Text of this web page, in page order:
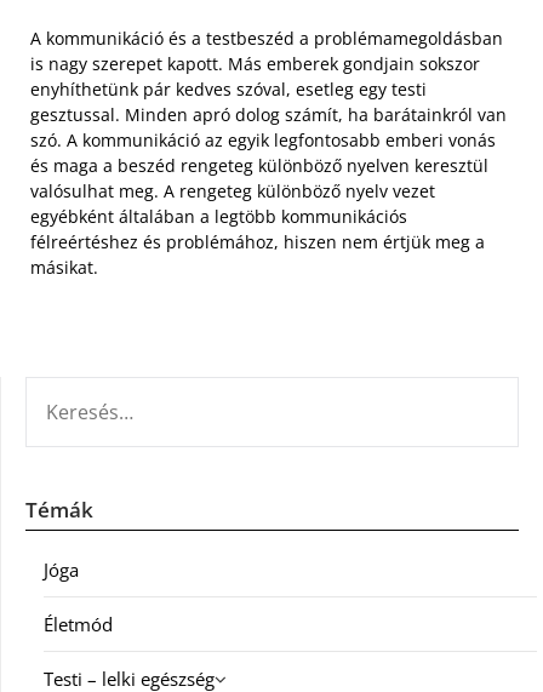
A kommunikáció és a testbeszéd a problémamegoldásban
is nagy szerepet kapott. Más emberek gondjain sokszor
enyhíthetünk pár kedves szóval, esetleg egy testi
gesztussal. Minden apró dolog számít, ha barátainkról van
szó. A kommunikáció az egyik legfontosabb emberi vonás
és maga a beszéd rengeteg különböző nyelven keresztül
valósulhat meg. A rengeteg különböző nyelv vezet
egyébként általában a legtöbb kommunikációs
félreértéshez és problémához, hiszen nem értjük meg a
másikat.
Témák
Jóga
Életmód
Testi – lelki egészség